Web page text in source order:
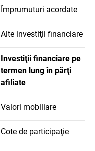
Împrumuturi acordate
Alte investiţii financiare
Investiţii financiare pe
termen lung în părţi
afiliate
Valori mobiliare
Cote de participaţie